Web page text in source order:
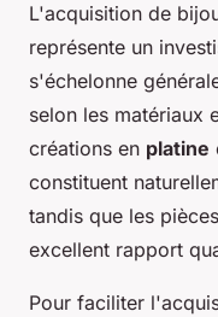
L'acquisition de
représente un
s'échelonne
selon les matériaux
créations en platine
constituent
tandis que les
excellent rapport
Pour faciliter